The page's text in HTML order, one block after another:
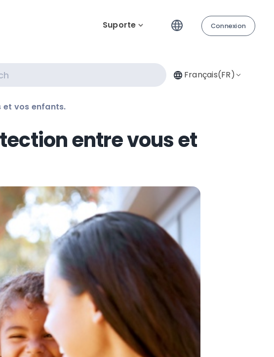
Suporte Connexion
Français(FR)
et vos enfants.
entre vous et